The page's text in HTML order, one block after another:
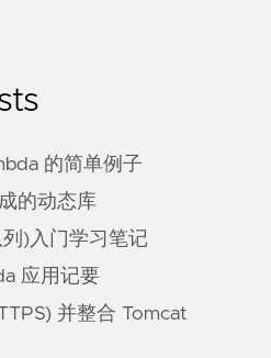
的简单例子
的动态库
)入门学习笔记
应用记要
并整合 Tomcat